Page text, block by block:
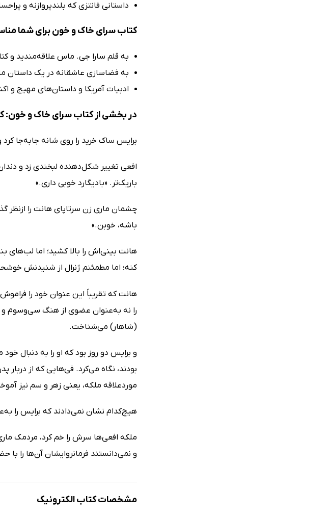
داستانی فانتزی که بلندپروازنه و
کتاب سرای خاک و خون برای شما
به قلم سارا جی. ماس علاقه‌مندید و
به فضاسازی عاشقانه در یک داستان
ادبیات آمریکا و داستان‌های مهیج و
در بخشی از کتاب سرای خاک و خون:
برایس ساک خرید را روی شانه جابه‌جا
افعی تغییر شکل‌دهنده لبخندی زد و
باریک‌تر. «بادیگارد خوبی داری.»
چشمان ماری زن سرتاپای هانت را ازنظر
باشه، خوبن.»
هانت بینی‌اش را بالا کشید؛ اما
کنه؛ اما مطمئنم ژنرال از شنیدنش
هانت که تقریباً این عنوان خود را
را نه به‌عنوان عضوی از هنگ سی‌وسوم و
(شاهار) می‌شناخت.
و برایس دو روز بود که او را به دنبال
بودند، نگاه می‌کرد. فی‌هایی که از دربار
موردعلاقه ملکه، یعنی زهر و سم نیز
هیچ‌کدام نشان نمی‌دادند که برایس را
ملکه افعی‌ها سرش را خم کرد، مردمک
و نمی‌دانستند فرمانروایشان آن‌ها را
مشخصات کتاب الکترونیک